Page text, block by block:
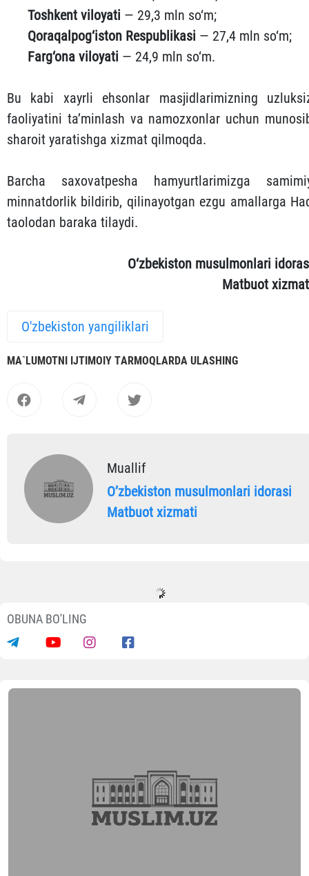
Toshkent viloyati — 29,3 mln so‘m;
Qoraqalpog‘iston Respublikasi — 27,4 mln so‘m;
Farg‘ona viloyati — 24,9 mln so‘m.
Bu kabi xayrli ehsonlar masjidlarimizning
faoliyatini ta’minlash va namozxonlar uchun
sharoit yaratishga xizmat qilmoqda.
Barcha saxovatpesha hamyurtlarimizga
minnatdorlik bildirib, qilinayotgan ezgu amallarga
taolodan baraka tilaydi.
O‘zbekiston musulmonlari
Matbuot
O'zbekiston yangiliklari
MА`LUMOTNI IJTIMOIY TАRMOQLАRDА ULАSHING
Muallif
Oʼzbekiston musulmonlari idorasi
Matbuot xizmati
OBUNA BO'LING